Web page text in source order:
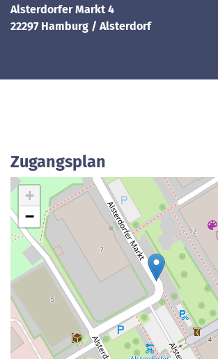
Alsterdorfer Markt 4
22297 Hamburg / Alsterdorf
Zugangsplan
+
−